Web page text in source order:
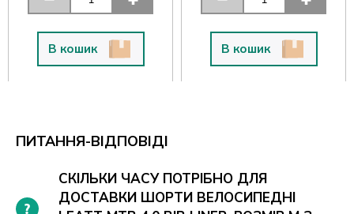
В кошик В кошик
ПИТАННЯ-ВІДПОВІДІ
СКІЛЬКИ ЧАСУ ПОТРІБНО ДЛЯ
ДОСТАВКИ ШОРТИ ВЕЛОСИПЕДНІ